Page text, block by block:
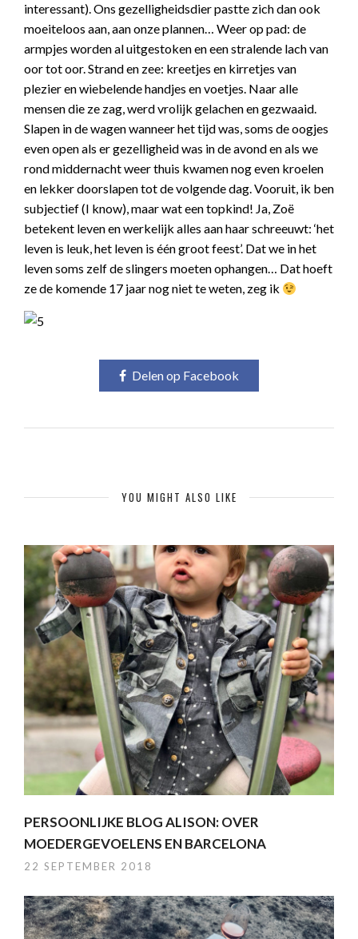
interessant). Ons gezelligheidsdier pastte zich dan ook
moeiteloos aan, aan onze plannen… Weer op pad: de
armpjes worden al uitgestoken en een stralende lach van
oor tot oor. Strand en zee: kreetjes en kirretjes van
plezier en wiebelende handjes en voetjes. Naar alle
mensen die ze zag, werd vrolijk gelachen en gezwaaid.
Slapen in de wagen wanneer het tijd was, soms de oogjes
even open als er gezelligheid was in de avond en als we
rond middernacht weer thuis kwamen nog even kroelen
en lekker doorslapen tot de volgende dag. Vooruit, ik ben
subjectief (I know), maar wat een topkind! Ja, Zoë
betekent leven en werkelijk alles aan haar schreeuwt: ‘het
leven is leuk, het leven is één groot feest’. Dat we in het
leven soms zelf de slingers moeten ophangen… Dat hoeft
ze de komende 17 jaar nog niet te weten, zeg ik
Delen op Facebook
YOU MIGHT ALSO LIKE
PERSOONLIJKE BLOG ALISON: OVER
MOEDERGEVOELENS EN BARCELONA
22 SEPTEMBER 2018